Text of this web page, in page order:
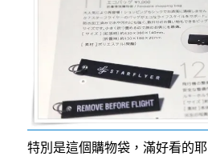
特別是這個購物袋，滿好看的耶